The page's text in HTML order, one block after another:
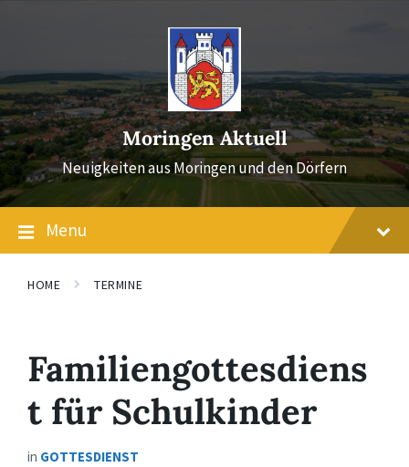
Moringen Aktuell
Neuigkeiten aus Moringen und den Dörfern
Menu
HOME TERMINE
Familiengottesdiens
t für Schulkinder
in GOTTESDIENST